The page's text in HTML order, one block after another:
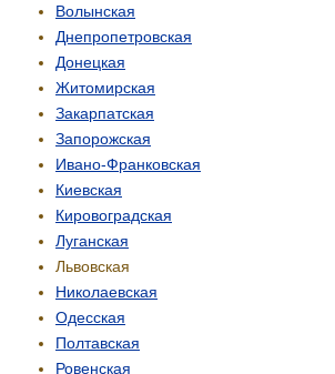
Волынская
Днепропетровская
Донецкая
Житомирская
Закарпатская
Запорожская
Ивано-Франковская
Киевская
Кировоградская
Луганская
Львовская
Николаевская
Одесская
Полтавская
Ровенская